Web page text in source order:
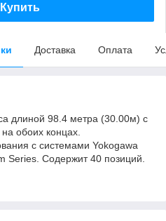
Купить
Доставка Оплата
длиной 98.4 метра (30.00м) с
обоих концах.
с системами Yokogawa
Series. Содержит 40 позиций.